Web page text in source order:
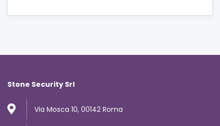
Stone Security Srl
Via Mosca 10, 00142 Roma